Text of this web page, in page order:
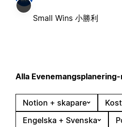
Small Wins 小勝利
Alla
Notion + skapare
Engelska + Svenska